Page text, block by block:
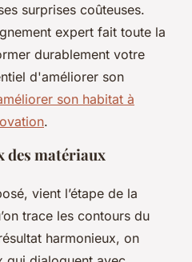
surprises coûteuses.
expert fait toute la
durablement votre
d'améliorer son
son habitat à
.
des matériaux
vient l’étape de la
trace les contours du
harmonieux, on